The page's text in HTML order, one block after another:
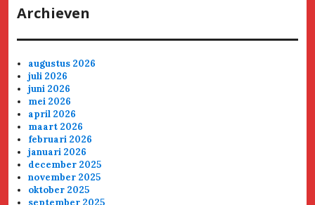
Archieven
augustus 2026
juli 2026
juni 2026
mei 2026
april 2026
maart 2026
februari 2026
januari 2026
december 2025
november 2025
oktober 2025